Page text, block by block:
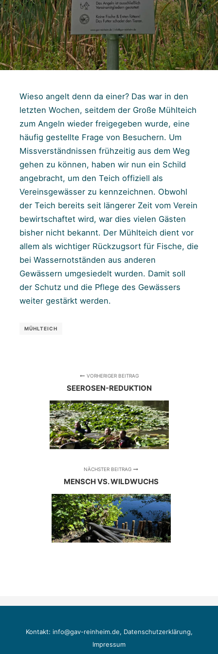
Wieso angelt denn da einer? Das war in den
letzten Wochen, seitdem der Große Mühlteich
zum Angeln wieder freigegeben wurde, eine
häufig gestellte Frage von Besuchern. Um
Missverständnissen frühzeitig aus dem Weg
gehen zu können, haben wir nun ein Schild
angebracht, um den Teich offiziell als
Vereinsgewässer zu kennzeichnen. Obwohl
der Teich bereits seit längerer Zeit vom Verein
bewirtschaftet wird, war dies vielen Gästen
bisher nicht bekannt. Der Mühlteich dient vor
allem als wichtiger Rückzugsort für Fische, die
bei Wassernotständen aus anderen
Gewässern umgesiedelt wurden. Damit soll
der Schutz und die Pflege des Gewässers
weiter gestärkt werden.
MÜHLTEICH
VORHERIGER BEITRAG
SEEROSEN-REDUKTION
NÄCHSTER BEITRAG
MENSCH VS. WILDWUCHS
Kontakt: info@gav-reinheim.de, Datenschutzerklärung,
Impressum